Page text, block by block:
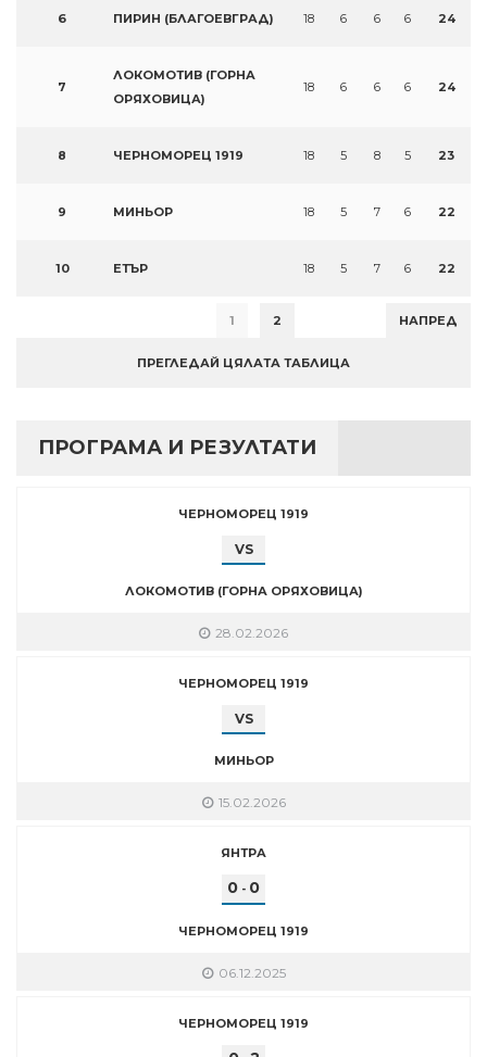
6 ПИРИН (БЛАГОЕВГРАД) 18 6 6 6 24
7
ЛОКОМОТИВ (ГОРНА
ОРЯХОВИЦА)
18 6 6 6 24
8 ЧЕРНОМОРЕЦ 1919 18 5 8 5 23
9 МИНЬОР 18 5 7 6 22
10 ЕТЪР 18 5 7 6 22
1 2 НАПРЕД
ПРЕГЛЕДАЙ ЦЯЛАТА ТАБЛИЦА
ПРОГРАМА И РЕЗУЛТАТИ
ЧЕРНОМОРЕЦ 1919
VS
ЛОКОМОТИВ (ГОРНА ОРЯХОВИЦА)
28.02.2026
ЧЕРНОМОРЕЦ 1919
VS
МИНЬОР
15.02.2026
ЯНТРА
0 - 0
ЧЕРНОМОРЕЦ 1919
06.12.2025
ЧЕРНОМОРЕЦ 1919